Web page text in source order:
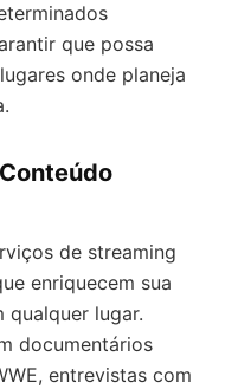
que possa
onde planeja
de streaming
enriquecem sua
qualquer lugar.
documentários
entrevistas com